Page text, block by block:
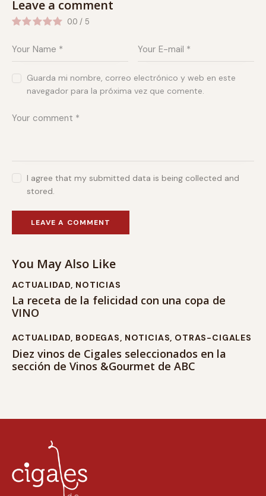
Leave a comment
0.0 / 5
Guarda mi nombre, correo electrónico y web en este
navegador para la próxima vez que comente.
I agree that my submitted data is being collected and
stored.
You May Also Like
ACTUALIDAD, NOTICIAS
La receta de la felicidad con una copa de
VINO
ACTUALIDAD, BODEGAS, NOTICIAS, OTRAS-CIGALES
Diez vinos de Cigales seleccionados en la
sección de Vinos &Gourmet de ABC